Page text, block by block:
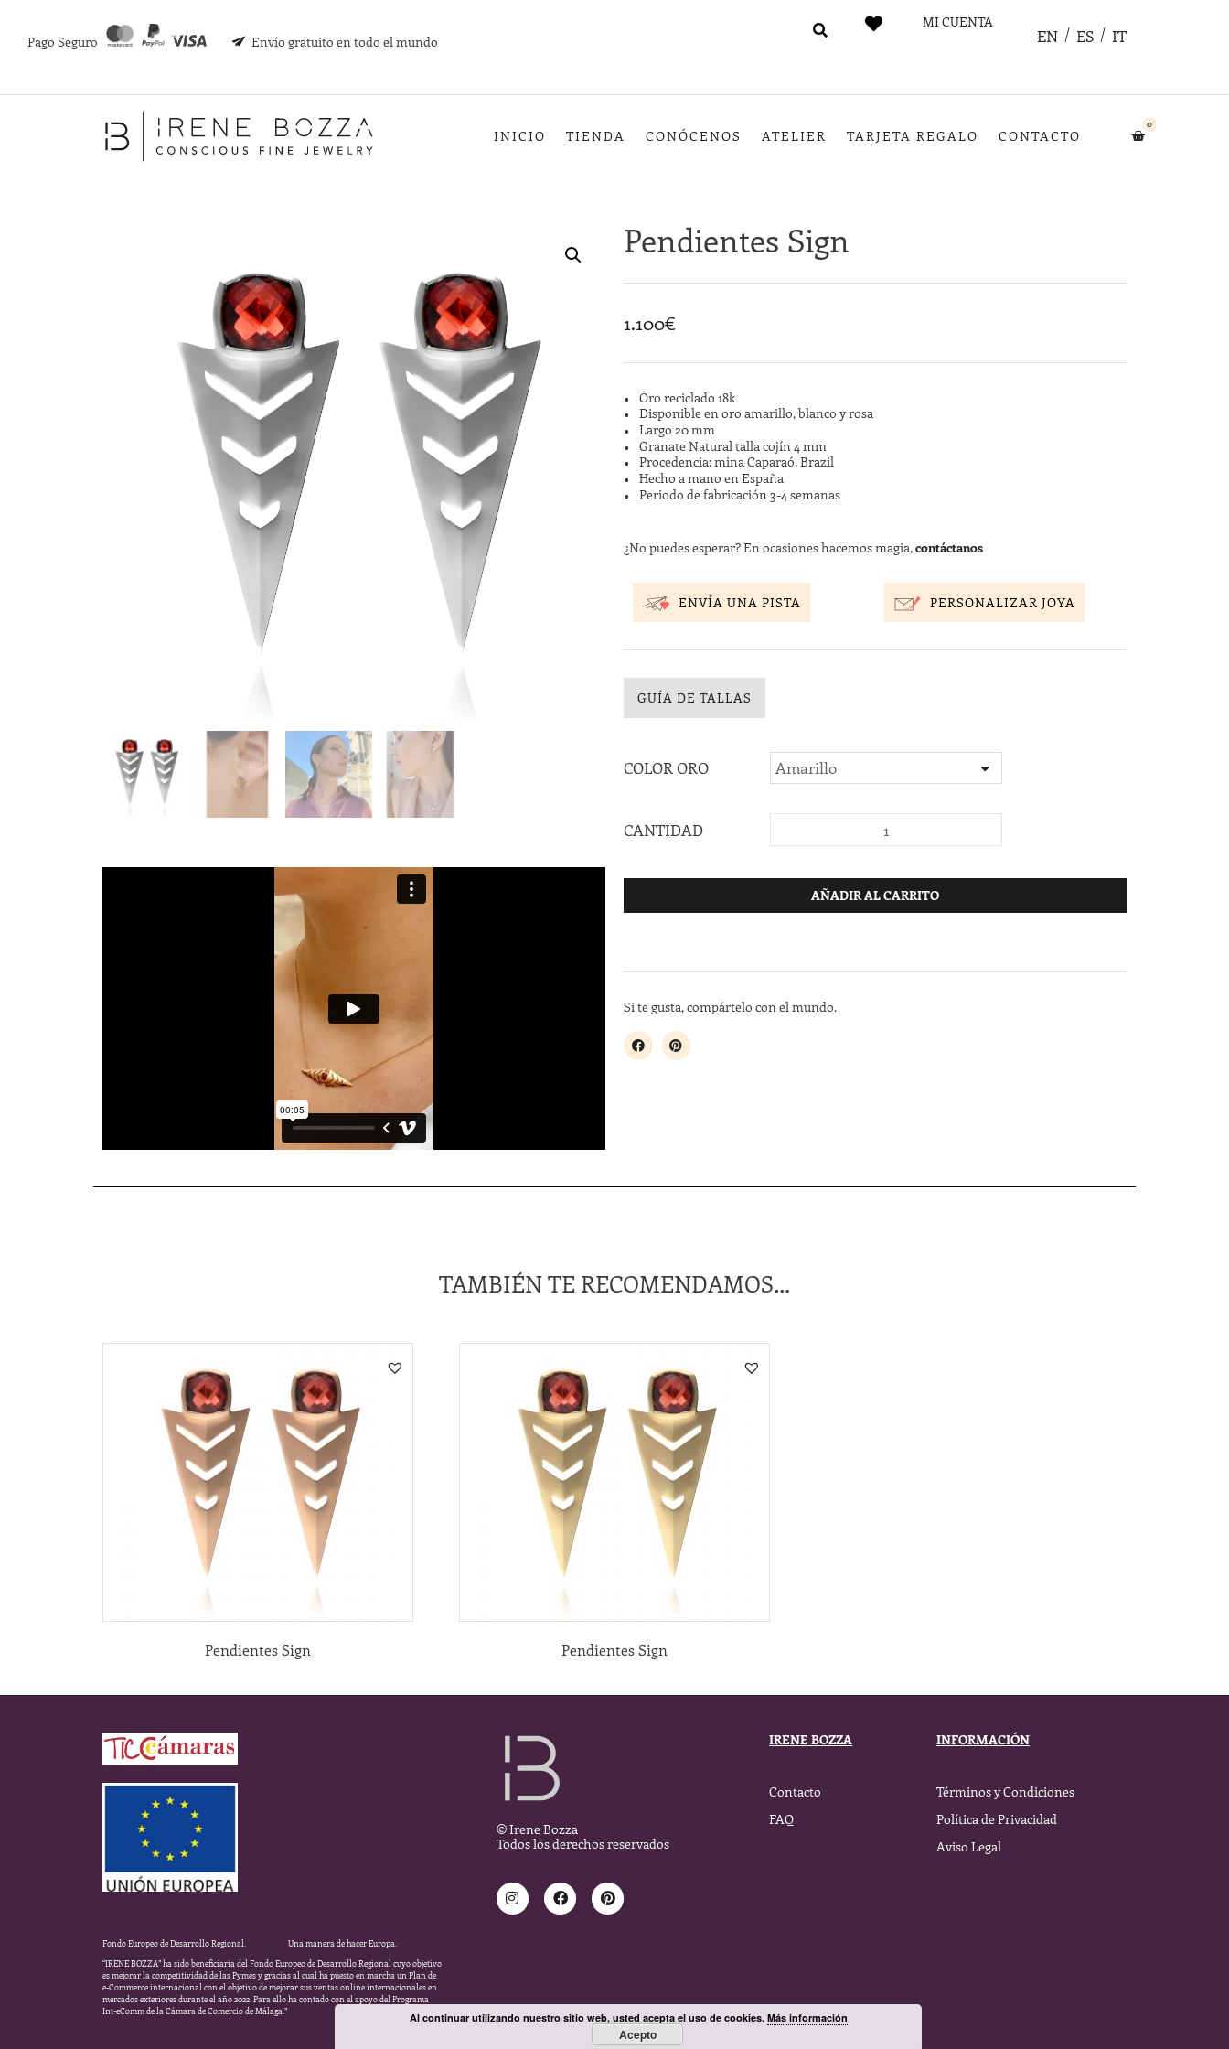
Pago Seguro Envío gratuito en todo el mundo
MI CUENTA
EN ES IT
INICIO TIENDA CONÓCENOS ATELIER TARJETA REGALO CONTACTO
0
Pendientes Sign
1.100€
Oro reciclado 18k
Disponible en oro amarillo, blanco y rosa
Largo 20 mm
Granate Natural talla cojín 4 mm
Procedencia: mina Caparaó, Brazil
Hecho a mano en España
Periodo de fabricación 3-4 semanas
¿No puedes esperar? En ocasiones hacemos magia,contáctanos
ENVÍA UNA PISTA PERSONALIZAR JOYA
GUÍA DE TALLAS
COLOR ORO
CANTIDAD
AÑADIR AL CARRITO
Si te gusta, compártelo con el mundo.
TAMBIÉN TE RECOMENDAMOS…
Pendientes Sign Pendientes Sign
Fondo Europeo de Desarrollo Regional. Una manera de hacer Europa.
“IRENE BOZZA” ha sido beneficiaria del Fondo Europeo de Desarrollo Regional cuyo objetivo
es mejorar la competitividad de las Pymes y gracias al cual ha puesto en marcha un Plan de
e-Commerce internacional con el objetivo de mejorar sus ventas online internacionales en
mercados exteriores durante el año 2022. Para ello ha contado con el apoyo del Programa
Int-eComm de la Cámara de Comercio de Málaga.”
© Irene Bozza
Todos los derechos reservados
IRENE BOZZA
Contacto
FAQ
INFORMACIÓN
Términos y Condiciones
Política de Privacidad
Aviso Legal
Al continuar utilizando nuestro sitio web, usted acepta el uso de cookies. Más información
Acepto